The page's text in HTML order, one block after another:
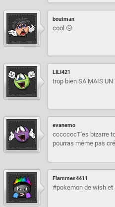
boutman
cool 😥
LILI421
trop bien SA MAIS UN
evanemo
cccccccT'es bizarre
pourras même pas
Flammes4411
#pokemon de wish